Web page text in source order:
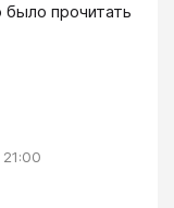
прочитать